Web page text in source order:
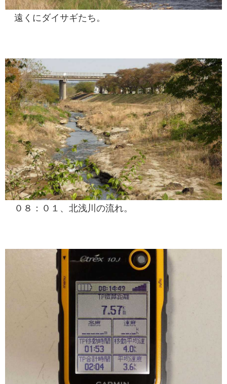
遠くにダイサギたち。
０８：０１、北浅川の流れ。